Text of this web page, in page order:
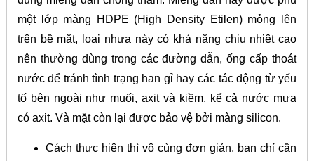
một lớp màng HDPE (High Density Etilen) mỏng lên
trên bề mặt, loại nhựa này có khả năng chịu nhiệt cao
nên thường dùng trong các đường dẫn, ống cấp thoát
nước để tránh tình trạng han gỉ hay các tác động từ yếu
tố bên ngoài như muối, axit và kiềm, kể cả nước mưa
có axit. Và mặt còn lại được bảo vệ bởi màng silicon.
Cách thực hiện thì vô cùng đơn giản, bạn chỉ cần